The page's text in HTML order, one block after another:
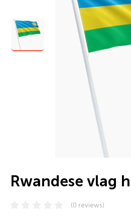
Rwandese vlag
(0 reviews)